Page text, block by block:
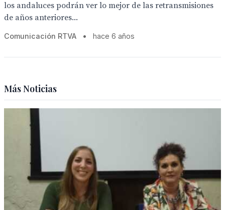
los andaluces podrán ver lo mejor de las retransmisiones
de años anteriores...
Comunicación RTVA • hace 6 años
Más Noticias